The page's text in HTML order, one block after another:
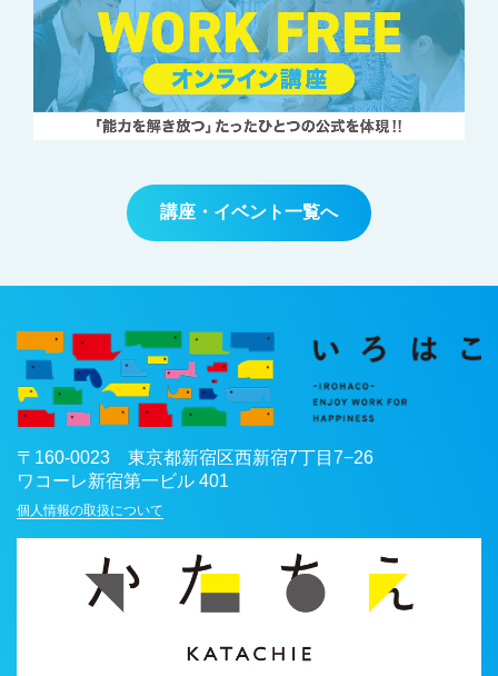
講座・イベント一覧へ
〒 160-0023 東京都新宿区西新宿7丁目7−26
ワコーレ新宿第一ビル 401
個人情報の取扱について